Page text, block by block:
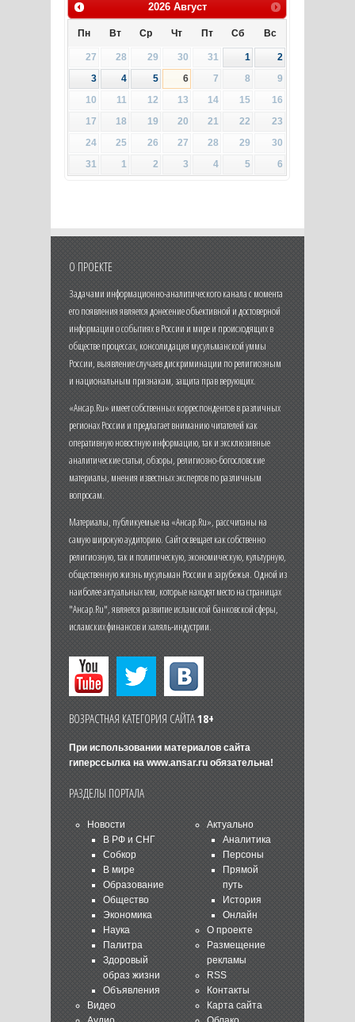
2026 Август
Пн Вт Ср Чт Пт Сб Вс
27 28 29 30 31 1
2
3
4 5 6 7 8
9
10
11 12 13 14 15
16
17
18 19 20 21 22
23
24
25 26 27 28 29
30
31
1 2 3 4 5 6
О ПРОЕКТЕ
Задачами информационно-аналитического канала с момента
его появления является донесение объективной и достоверной
информации о событиях в России и мире и происходящих в
обществе процессах, консолидация мусульманской уммы
России, выявление случаев дискриминации по религиозным
и национальным признакам, защита прав верующих.
«Ансар.Ru» имеет собственных корреспондентов в различных
регионах России и предлагает вниманию читателей как
оперативную новостную информацию, так и эксклюзивные
аналитические статьи, обзоры, религиозно-богословские
материалы, мнения известных экспертов по различным
вопросам.
Материалы, публикуемые на «Ансар.Ru», рассчитаны на
самую широкую аудиторию. Сайт освещает как собственно
религиозную, так и политическую, экономическую, культурную,
общественную жизнь мусульман России и зарубежья. Одной из
наиболее актуальных тем, которые находят место на страницах
"Ансар.Ru", является развитие исламской банковской сферы,
исламских финансов и халяль-индустрии.
ВОЗРАСТНАЯ КАТЕГОРИЯ САЙТА18+
При использовании материалов сайта
гиперссылка на www.ansar.ruобязательна!
РАЗДЕЛЫ ПОРТАЛА
Новости
В РФ и СНГ
Собкор
В мире
Образование
Общество
Экономика
Наука
Палитра
Здоровый
образ жизни
Объявления
Видео
Актуально
Аналитика
Персоны
Прямой
путь
История
Онлайн
О проекте
Размещение
рекламы
RSS
Контакты
Карта сайта